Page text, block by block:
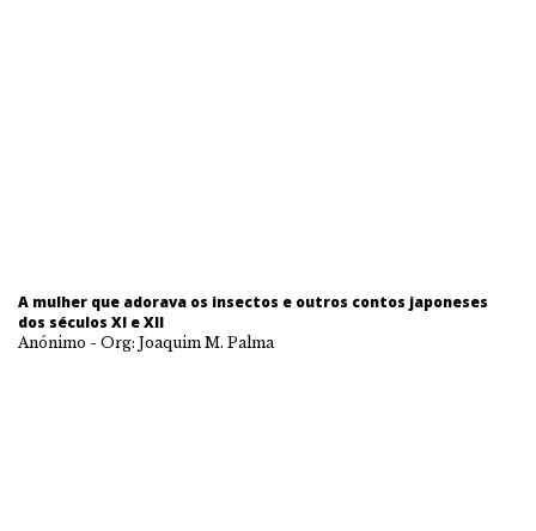
A mulher que adorava os insectos e outros contos japoneses
dos séculos XI e XII
Anónimo - Org: Joaquim M. Palma